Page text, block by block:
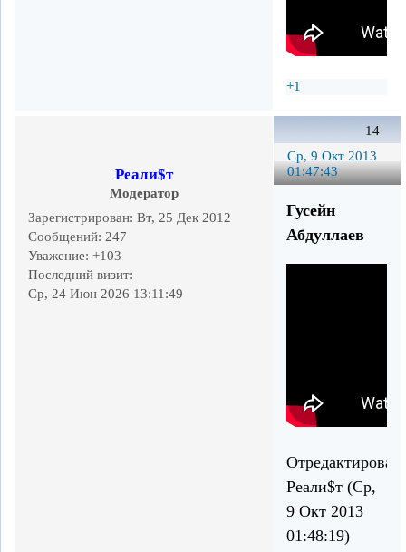
+1
14
Ср, 9 Окт 2013
01:47:43
Реали$т
Модератор
Зарегистрирован: Вт, 25 Дек 2012
Сообщений: 247
Уважение: +103
Последний визит:
Ср, 24 Июн 2026 13:11:49
Гусейн
Абдуллаев
Реали$т (Ср,
9 Окт 2013
01:48:19)